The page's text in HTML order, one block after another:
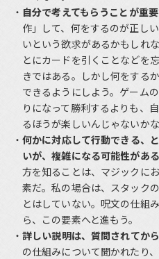
自分で考えてもらうことが重
作」して、何をするのが正し
いという欲求があるかもしれ
とにカードを引くことなどを
きではある。しかし何をする
できるようにしよう。ゲーム
りになって勝利するよりも、
るほうが楽しいんじゃないかな
何かに対応して行動できる、
いが、複雑になる可能性があ
方を知ることは、マジックに
素だ。私の場合は、スタック
とはしていない。呪文の仕組
ら、この要素へと進もう。
詳しい説明は、質問されてから
の仕組みについて聞かれたり